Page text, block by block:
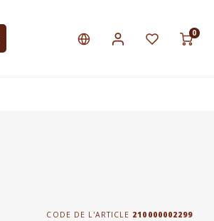
0
CODE DE L'ARTICLE 210000002299